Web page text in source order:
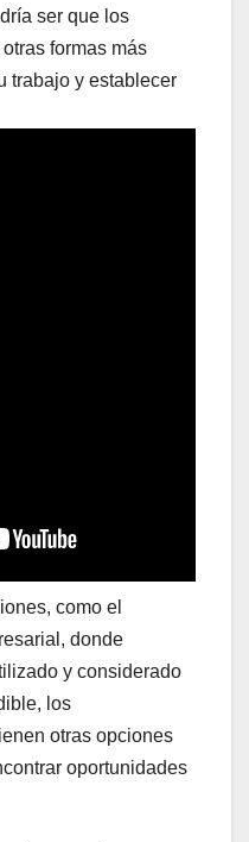
ser que los
formas más
trabajo y establecer
como el
donde
y considerado
los
otras opciones
oportunidades